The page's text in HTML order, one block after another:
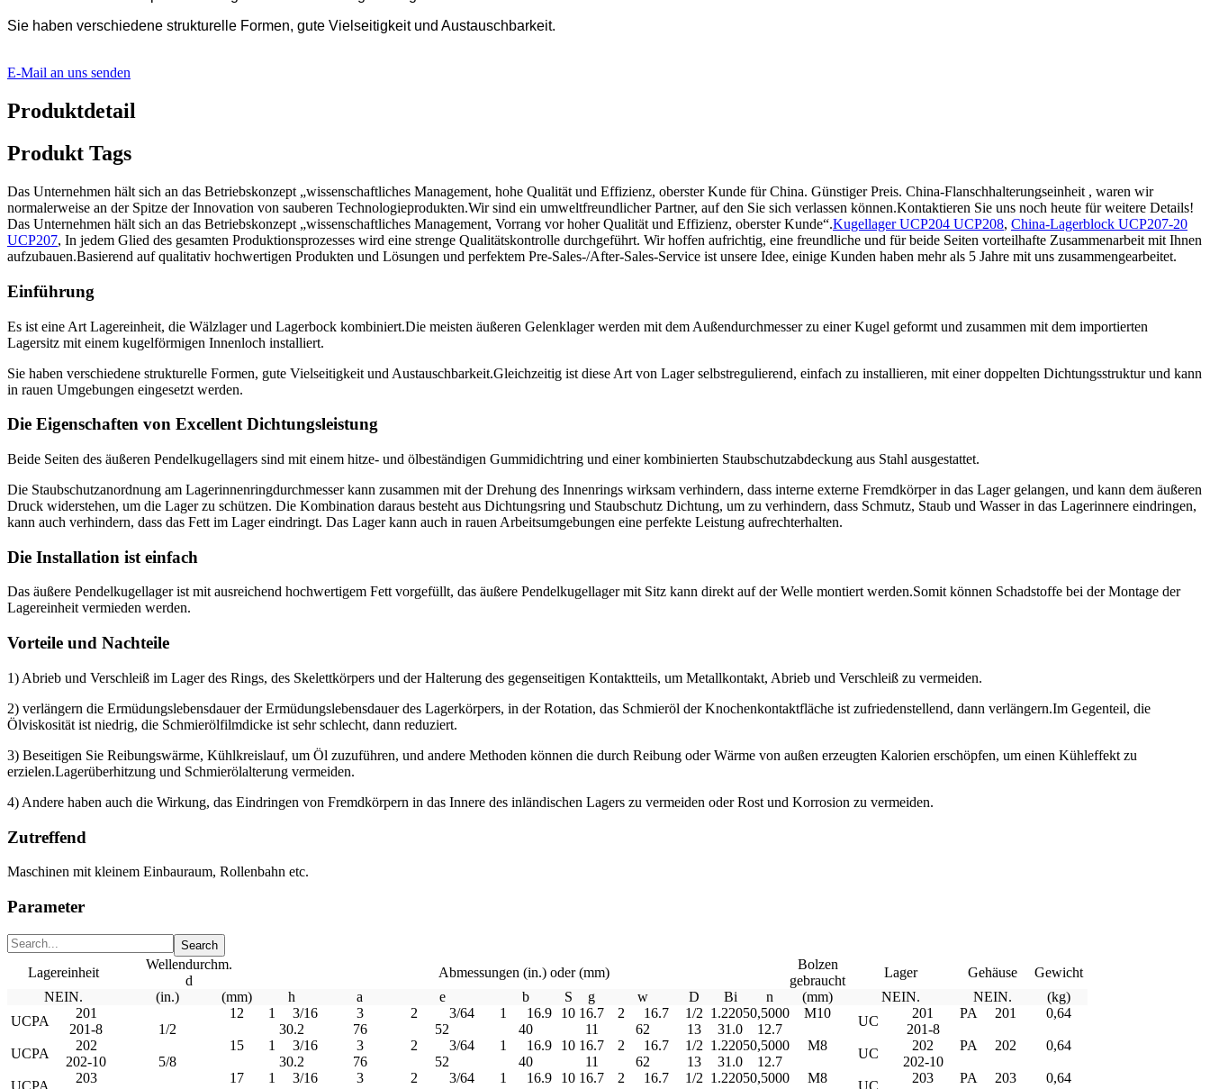
Sie haben verschiedene strukturelle Formen, gute Vielseitigkeit und Austauschbarkeit.
E-Mail an uns senden
Produktdetail
Produkt Tags
Das Unternehmen hält sich an das Betriebskonzept „wissenschaftliches Management, hohe Qualität und Effizienz, oberster Kunde für China. Günstiger Preis. China-Flanschhalterungseinheit , waren wir
normalerweise an der Spitze der Innovation von sauberen Technologieprodukten.Wir sind ein umweltfreundlicher Partner, auf den Sie sich verlassen können.Kontaktieren Sie uns noch heute für weitere Details!
Das Unternehmen hält sich an das Betriebskonzept „wissenschaftliches Management, Vorrang vor hoher Qualität und Effizienz, oberster Kunde“.Kugellager UCP204 UCP208, China-Lagerblock UCP207-20
UCP207, In jedem Glied des gesamten Produktionsprozesses wird eine strenge Qualitätskontrolle durchgeführt. Wir hoffen aufrichtig, eine freundliche und für beide Seiten vorteilhafte Zusammenarbeit mit Ihnen
aufzubauen.Basierend auf qualitativ hochwertigen Produkten und Lösungen und perfektem Pre-Sales-/After-Sales-Service ist unsere Idee, einige Kunden haben mehr als 5 Jahre mit uns zusammengearbeitet.
Einführung
Es ist eine Art Lagereinheit, die Wälzlager und Lagerbock kombiniert.Die meisten äußeren Gelenklager werden mit dem Außendurchmesser zu einer Kugel geformt und zusammen mit dem importierten
Lagersitz mit einem kugelförmigen Innenloch installiert.
Sie haben verschiedene strukturelle Formen, gute Vielseitigkeit und Austauschbarkeit.Gleichzeitig ist diese Art von Lager selbstregulierend, einfach zu installieren, mit einer doppelten Dichtungsstruktur und kann
in rauen Umgebungen eingesetzt werden.
Die Eigenschaften von Excellent Dichtungsleistung
Beide Seiten des äußeren Pendelkugellagers sind mit einem hitze- und ölbeständigen Gummidichtring und einer kombinierten Staubschutzabdeckung aus Stahl ausgestattet.
Die Staubschutzanordnung am Lagerinnenringdurchmesser kann zusammen mit der Drehung des Innenrings wirksam verhindern, dass interne externe Fremdkörper in das Lager gelangen, und kann dem äußeren
Druck widerstehen, um die Lager zu schützen. Die Kombination daraus besteht aus Dichtungsring und Staubschutz Dichtung, um zu verhindern, dass Schmutz, Staub und Wasser in das Lagerinnere eindringen,
kann auch verhindern, dass das Fett im Lager eindringt. Das Lager kann auch in rauen Arbeitsumgebungen eine perfekte Leistung aufrechterhalten.
Die Installation ist einfach
Das äußere Pendelkugellager ist mit ausreichend hochwertigem Fett vorgefüllt, das äußere Pendelkugellager mit Sitz kann direkt auf der Welle montiert werden.Somit können Schadstoffe bei der Montage der
Lagereinheit vermieden werden.
Vorteile und Nachteile
1) Abrieb und Verschleiß im Lager des Rings, des Skelettkörpers und der Halterung des gegenseitigen Kontaktteils, um Metallkontakt, Abrieb und Verschleiß zu vermeiden.
2) verlängern die Ermüdungslebensdauer der Ermüdungslebensdauer des Lagerkörpers, in der Rotation, das Schmieröl der Knochenkontaktfläche ist zufriedenstellend, dann verlängern.Im Gegenteil, die
Ölviskosität ist niedrig, die Schmierölfilmdicke ist sehr schlecht, dann reduziert.
3) Beseitigen Sie Reibungswärme, Kühlkreislauf, um Öl zuzuführen, und andere Methoden können die durch Reibung oder Wärme von außen erzeugten Kalorien erschöpfen, um einen Kühleffekt zu
erzielen.Lagerüberhitzung und Schmierölalterung vermeiden.
4) Andere haben auch die Wirkung, das Eindringen von Fremdkörpern in das Innere des inländischen Lagers zu vermeiden oder Rost und Korrosion zu vermeiden.
Zutreffend
Maschinen mit kleinem Einbauraum, Rollenbahn etc.
Parameter
Lagereinheit
Wellendurchm.
Abmessungen (in.) oder (mm)
Bolzen
gebraucht
Lager Gehäuse Gewicht
d
NEIN.
(in.) (mm) h a e b S g w D Bi n (mm) NEIN. NEIN.
(kg)
UCPA
201 12 1 3/16 3 2 3/64 1 16.9 10 16.7 2 16.7 1/2 1.22050,5000 M10
UC
201 PA 201
0,64
201-8
1/2 30.2 76 52 40 11 62 13 31.0 12.7
201-8
UCPA
202 15 1 3/16 3 2 3/64 1 16.9 10 16.7 2 16.7 1/2 1.22050,5000 M8
UC
202 PA 202
0,64
202-10
5/8 30.2 76 52 40 11 62 13 31.0 12.7
202-10
UCPA
203 17 1 3/16 3 2 3/64 1 16.9 10 16.7 2 16.7 1/2 1.22050,5000 M8
UC
203 PA 203
0,64